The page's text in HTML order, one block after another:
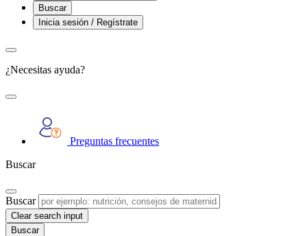
Buscar
Inicia sesión / Regístrate
¿Necesitas ayuda?
Preguntas frecuentes
Buscar
Buscar
Clear search input